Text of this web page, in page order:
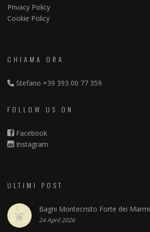
Privacy Policy
Cookie Policy
CHIAMA ORA
Stefano +39 393 00 77 359
FOLLOW US ON
Facebook
Instagram
ULTIMI POST
Bagni Montecristo Forte dei Marmi
24 April 2026